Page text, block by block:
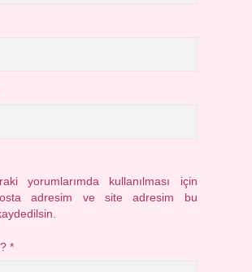
yorumlarımda kullanılması için
adresim ve site adresim bu
*